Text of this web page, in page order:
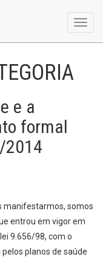
e a
formal
2014
manifestarmos, somos
entrou em vigor em
9.656/98, com o
planos de saúde